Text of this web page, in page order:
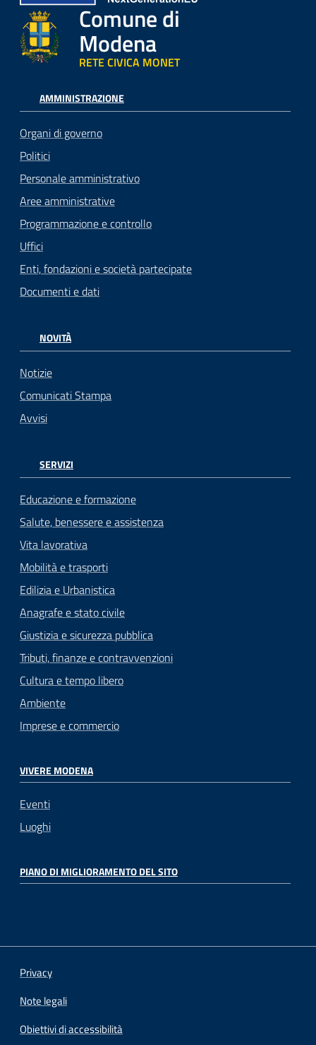
Comune di
Modena
RETE CIVICA MONET
AMMINISTRAZIONE
Organi di governo
Politici
Personale amministrativo
Aree amministrative
Programmazione e controllo
Uffici
Enti, fondazioni e società partecipate
Documenti e dati
NOVITÀ
Notizie
Comunicati Stampa
Avvisi
SERVIZI
Educazione e formazione
Salute, benessere e assistenza
Vita lavorativa
Mobilità e trasporti
Edilizia e Urbanistica
Anagrafe e stato civile
Giustizia e sicurezza pubblica
Tributi, finanze e contravvenzioni
Cultura e tempo libero
Ambiente
Imprese e commercio
VIVERE MODENA
Eventi
Luoghi
PIANO DI MIGLIORAMENTO DEL SITO
Privacy
Note legali
Obiettivi di accessibilità